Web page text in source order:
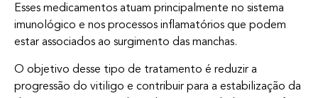
Esses medicamentos atuam principalmente no sistema
imunológico e nos processos inflamatórios que podem
estar associados ao surgimento das manchas.
O objetivo desse tipo de tratamento é reduzir a
progressão do vitiligo e contribuir para a estabilização da